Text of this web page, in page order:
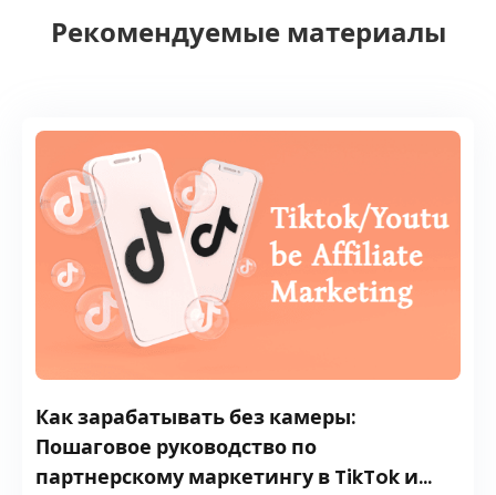
Рекомендуемые материалы
Как зарабатывать без камеры:
Пошаговое руководство по
партнерскому маркетингу в TikTok и